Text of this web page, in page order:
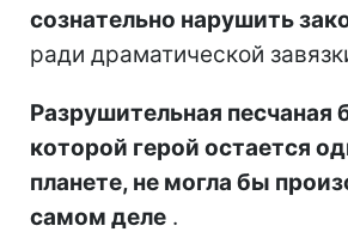
сознательно нарушить
ради драматической
Разрушительная песчаная
которой герой остается
планете, не могла бы
самом деле .